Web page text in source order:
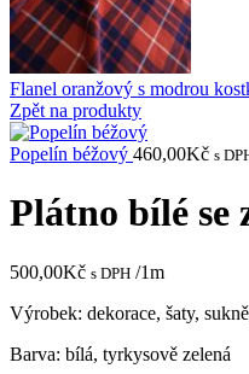
Flanel oranžový s modrou
Zpět na produkty
Popelín béžový 460,00Kč s
Plátno bílé se
500,00Kč s DPH /1m
Výrobek: dekorace, šaty,
Barva: bílá, tyrkysově zelená